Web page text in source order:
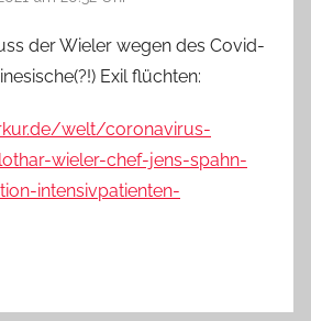
der Wieler wegen des Covid-
Exil flüchten:
welt/coronavirus-
wieler-chef-jens-spahn-
intensivpatienten-